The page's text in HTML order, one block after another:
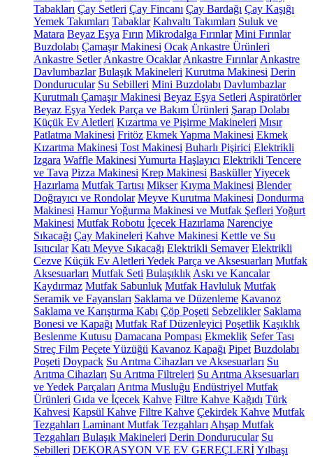
Tabakları Çay Setleri Çay Fincanı Çay Bardağı Çay Kaşığı
Yemek Takımları Tabaklar Kahvaltı Takımları Suluk ve
Matara Beyaz Eşya Fırın Mikrodalga Fırınlar Mini Fırınlar
Buzdolabı Çamaşır Makinesi Ocak Ankastre Ürünleri
Ankastre Setler Ankastre Ocaklar Ankastre Fırınlar Ankastre
Davlumbazlar Bulaşık Makineleri Kurutma Makinesi Derin
Dondurucular Su Sebilleri Mini Buzdolabı Davlumbazlar
Kurutmalı Çamaşır Makinesi Beyaz Eşya Setleri Aspiratörler
Beyaz Eşya Yedek Parça ve Bakım Ürünleri Şarap Dolabı
Küçük Ev Aletleri Kızartma ve Pişirme Makineleri Mısır
Patlatma Makinesi Fritöz Ekmek Yapma Makinesi Ekmek
Kızartma Makinesi Tost Makinesi Buharlı Pişirici Elektrikli
Izgara Waffle Makinesi Yumurta Haşlayıcı Elektrikli Tencere
ve Tava Pizza Makinesi Krep Makinesi BasküllerYiyecek
Hazırlama Mutfak Tartısı Mikser Kıyma Makinesi Blender
Doğrayıcı ve Rondolar Meyve Kurutma Makinesi Dondurma
Makinesi Hamur Yoğurma Makinesi ve Mutfak Şefleri Yoğurt
Makinesi Mutfak Robotu İçecek Hazırlama Narenciye
Sıkacağı Çay Makineleri Kahve Makinesi Kettle ve Su
Isıtıcılar Katı Meyve Sıkacağı Elektrikli Semaver Elektrikli
Cezve Küçük Ev Aletleri Yedek Parça ve Aksesuarları Mutfak
Aksesuarları Mutfak Seti Bulaşıklık Askı ve Kancalar
Kaydırmaz Mutfak Sabunluk Mutfak Havluluk Mutfak
Seramik ve Fayansları Saklama ve Düzenleme Kavanoz
Saklama ve Karıştırma Kabı Çöp Poşeti Sebzelikler Saklama
Bonesi ve Kapağı Mutfak Raf Düzenleyici Poşetlik Kaşıklık
Beslenme Kutusu Damacana Pompası Ekmeklik Sefer Tası
Streç Film Peçete Yüzüğü Kavanoz Kapağı Pipet Buzdolabı
Poşeti Doypack Su Arıtma Cihazları ve Aksesuarları Su
Arıtma Cihazları Su Arıtma Filtreleri Su Arıtma Aksesuarları
ve Yedek Parçaları Arıtma Musluğu Endüstriyel Mutfak
Ürünleri Gıda ve İçecek Kahve Filtre Kahve Kağıdı Türk
Kahvesi Kapsül Kahve Filtre Kahve Çekirdek Kahve Mutfak
Tezgahları Laminant Mutfak Tezgahları Ahşap Mutfak
Tezgahları Bulaşık Makineleri Derin Dondurucular Su
Sebilleri DEKORASYON VE EV GEREÇLERİYılbaşı